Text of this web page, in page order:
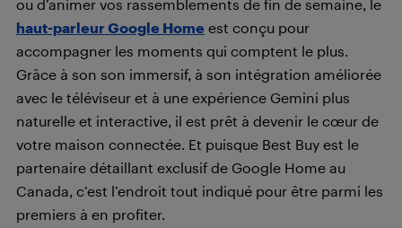
ou d’animer vos rassemblements de fin de semaine, le
haut-parleur Google Home est conçu pour
accompagner les moments qui comptent le plus.
Grâce à son son immersif, à son intégration améliorée
avec le téléviseur et à une expérience Gemini plus
naturelle et interactive, il est prêt à devenir le cœur de
votre maison connectée. Et puisque Best Buy est le
partenaire détaillant exclusif de Google Home au
Canada, c’est l’endroit tout indiqué pour être parmi les
premiers à en profiter.